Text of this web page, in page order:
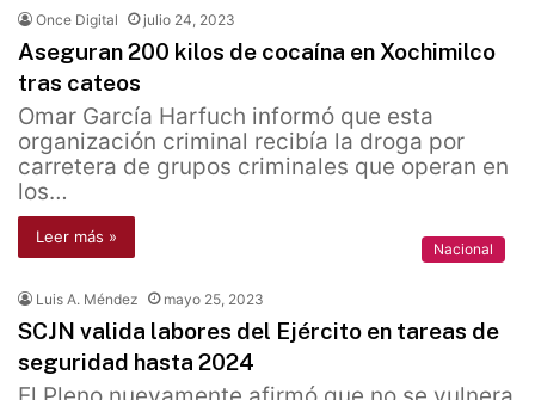
Once Digital julio 24, 2023
Aseguran 200 kilos de cocaína en Xochimilco
tras cateos
Omar García Harfuch informó que esta
organización criminal recibía la droga por
carretera de grupos criminales que operan en
los…
Leer más »
Nacional
Luis A. Méndez mayo 25, 2023
SCJN valida labores del Ejército en tareas de
seguridad hasta 2024